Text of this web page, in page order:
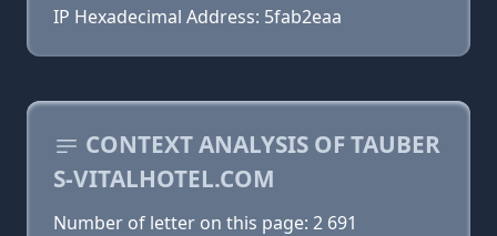
IP Hexadecimal Address: 5fab2eaa
CONTEXT ANALYSIS OF TAUBER
S-VITALHOTEL.COM
Number of letter on this page: 2 691